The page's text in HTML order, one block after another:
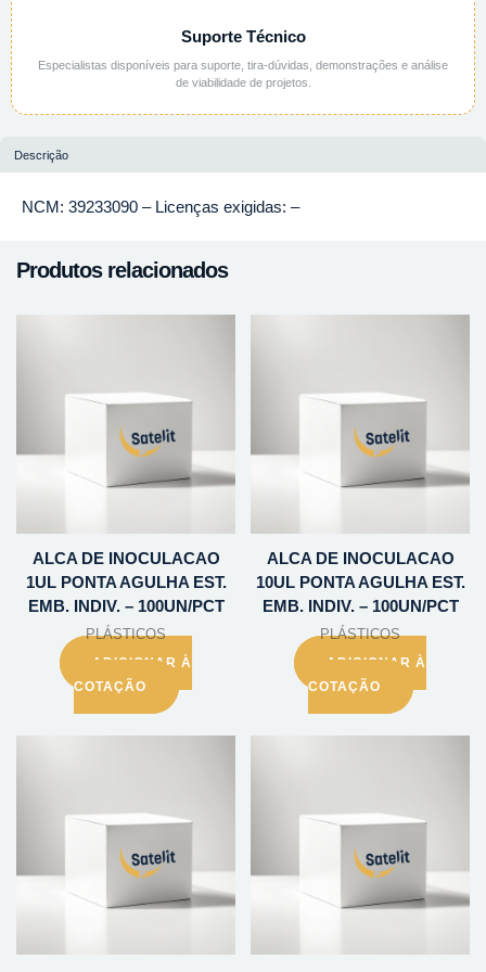
Suporte Técnico
Especialistas disponíveis para suporte, tira-dúvidas, demonstrações e análise
de viabilidade de projetos.
Descrição
NCM: 39233090 – Licenças exigidas: –
Produtos relacionados
ALCA DE INOCULACAO
1UL PONTA AGULHA EST.
EMB. INDIV. – 100UN/PCT
PLÁSTICOS
ADICIONAR À
COTAÇÃO
ALCA DE INOCULACAO
10UL PONTA AGULHA EST.
EMB. INDIV. – 100UN/PCT
PLÁSTICOS
ADICIONAR À
COTAÇÃO